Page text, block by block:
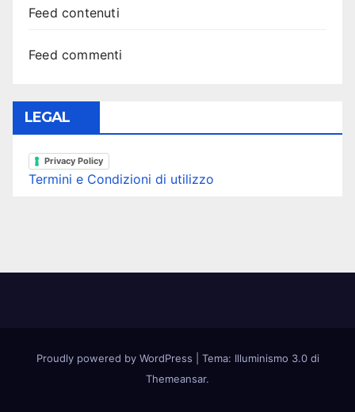
Feed contenuti
Feed commenti
LEGAL
Privacy Policy
Termini e Condizioni di utilizzo
Proudly powered by WordPress
Tema: Illuminismo 3.0 di
Themeansar.